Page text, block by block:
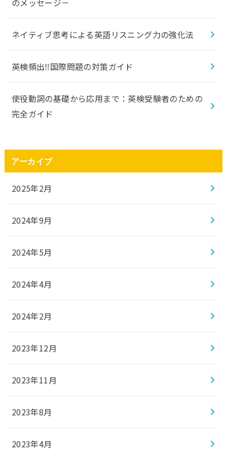
のメッセージ－
ネイティブ思考による英語リスニング力の強化法
英検頻出‼️国際問題の対策ガイド
使役動詞の基礎から応用まで：英検受験者のための
完全ガイド
アーカイブ
2025年2月
2024年9月
2024年5月
2024年4月
2024年2月
2023年12月
2023年11月
2023年8月
2023年4月